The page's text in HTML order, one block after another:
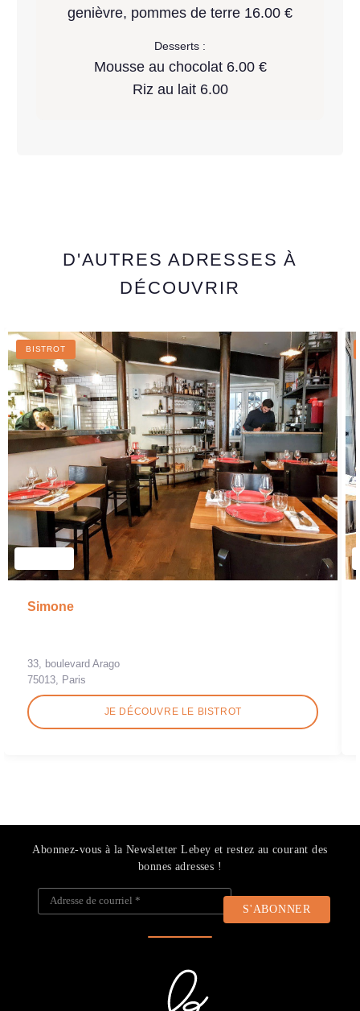
genièvre, pommes de terre 16.00 €
Desserts :
Mousse au chocolat 6.00 €
Riz au lait 6.00
D'AUTRES ADRESSES À
DÉCOUVRIR
BISTROT
Simone
33, boulevard Arago
75013, Paris
JE DÉCOUVRE LE BISTROT
Abonnez-vous à la Newsletter Lebey et restez au courant des
bonnes adresses !
Adresse de courriel